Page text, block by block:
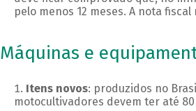
pelo menos 12 meses. A nota
Máquinas e
Itens novos: produzidos no
motocultivadores devem ter até